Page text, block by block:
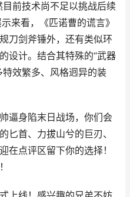
前技术尚不足以挑战后续
来看，《匹诺曹的谎言》
刀剑斧锤外，还有类似环
设计。结合其特殊的“武器
效繁多、风格迥异的装
逼身陷末日战场，你们会
匕首、力拔山兮的巨刃、
在点评区留下你的选择！